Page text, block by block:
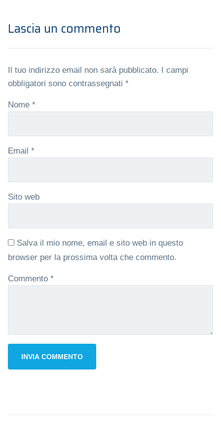
Lascia un commento
Il tuo indirizzo email non sarà pubblicato.
I campi
obbligatori sono contrassegnati *
Nome *
Email *
Sito web
Salva il mio nome, email e sito web in questo
browser per la prossima volta che commento.
Commento *